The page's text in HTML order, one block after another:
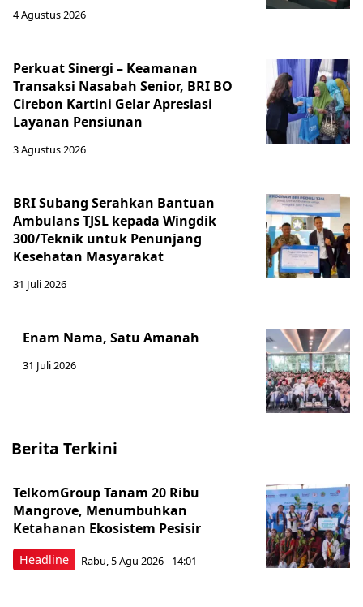
4 Agustus 2026
Perkuat Sinergi – Keamanan
Transaksi Nasabah Senior, BRI BO
Cirebon Kartini Gelar Apresiasi
Layanan Pensiunan
3 Agustus 2026
BRI Subang Serahkan Bantuan
Ambulans TJSL kepada Wingdik
300/Teknik untuk Penunjang
Kesehatan Masyarakat ​
31 Juli 2026
Enam Nama, Satu Amanah
31 Juli 2026
Berita Terkini
Headline
TelkomGroup Tanam 20 Ribu
Mangrove, Menumbuhkan
Ketahanan Ekosistem Pesisir
Rabu, 5 Agu 2026 - 14:01